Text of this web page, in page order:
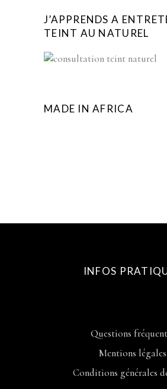
J’APPRENDS A
TEINT AU NATUREL
MADE IN AFRICA
INFOS
Questions
Mentions légales
Conditions générales